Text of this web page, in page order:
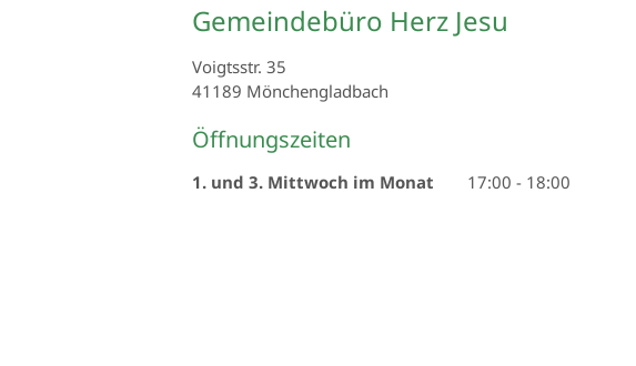
Gemeindebüro Herz Jesu
Voigtsstr. 35
41189 Mönchengladbach
Öffnungszeiten
1. und 3. Mittwoch im Monat 17:00 - 18:00